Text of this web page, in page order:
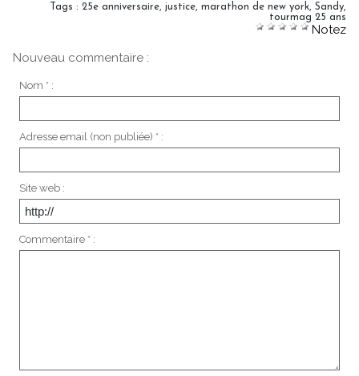
Tags : 25e anniversaire justice marathon de new york Sandy
tourmag 25 ans
Notez
Nouveau commentaire :
Nom * :
Adresse email (non publiée) * :
Site web :
Commentaire * :